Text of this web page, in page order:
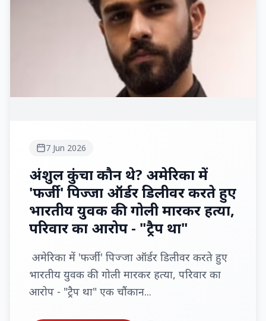
7 Jun 2026
अंशुल कुंचा कौन थे? अमेरिका में
'फर्जी' पिज्जा ऑर्डर डिलीवर करते हुए
भारतीय युवक की गोली मारकर हत्या,
परिवार का आरोप - "ट्रैप था"
अमेरिका में 'फर्जी' पिज्जा ऑर्डर डिलीवर करते हुए
भारतीय युवक की गोली मारकर हत्या, परिवार का
आरोप - "ट्रैप था" एक चौंकान...